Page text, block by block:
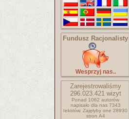
Fundusz Racjonalisty
Wesprzyj nas..
Zarejestrowaliśmy
296.023.421wizyt
Ponad 1062 autorów
napisało dla nas 7343
tekstów. Zajęłyby one 28930
stron A4